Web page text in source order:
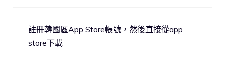
註冊韓國區App Store帳號，然後直接從app
store下載